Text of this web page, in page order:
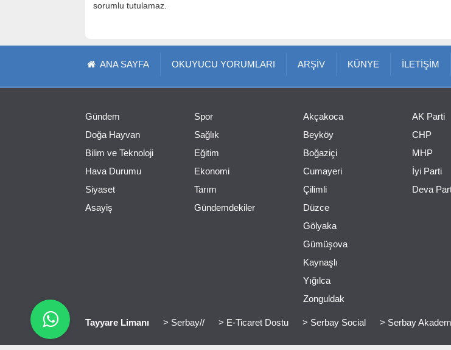
sorumlu tutulamaz.
ANA SAYFA OKUYUCU YORUMLARI ARŞİV KÜNYE İLETİŞİM
Gündem
Doğa Hayvan
Bilim ve Teknoloji
Hava Durumu
Siyaset
Asayiş
Spor
Sağlık
Eğitim
Ekonomi
Tarım
Gündemdekiler
Akçakoca
Beyköy
Boğaziçi
Cumayeri
Çilimli
Düzce
Gölyaka
Gümüşova
Kaynaşlı
Yığılca
Zonguldak
AK Parti
CHP
MHP
İyi Parti
Deva
Tayyare Limanı > Serbay// > E-Ticaret Dostu > Serbay Social > Serbay